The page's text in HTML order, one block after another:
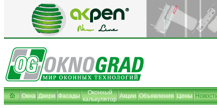
Окна Двери Фасады
Оконный
калькулятор Акции Объявления Цены